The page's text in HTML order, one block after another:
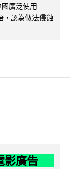
廣泛使用
，認為做法侵蝕
影廣告